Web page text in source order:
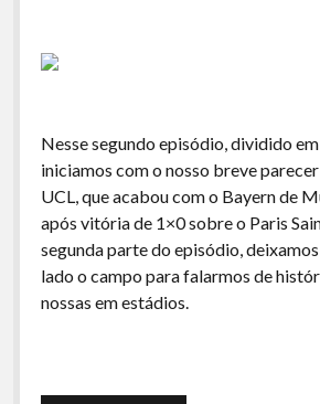
Papo Tranqueira
A Ripa É a Lei
Especiais
Preliminares
Nesse segundo episódio, dividido
iniciamos com o nosso breve
UCL, que acabou com o Bayern de
após vitória de 1×0 sobre o Paris
segunda parte do episódio,
lado o campo para falarmos de
nossas em estádios.